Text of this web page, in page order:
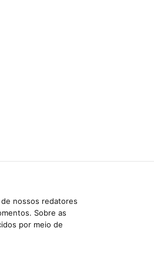
nossos redatores
Sobre as
por meio de